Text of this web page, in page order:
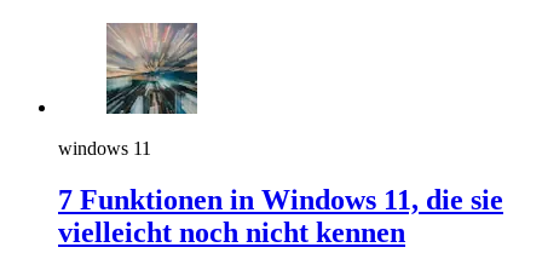
windows 11
7 Funktionen in Windows 11, die sie
vielleicht noch nicht kennen